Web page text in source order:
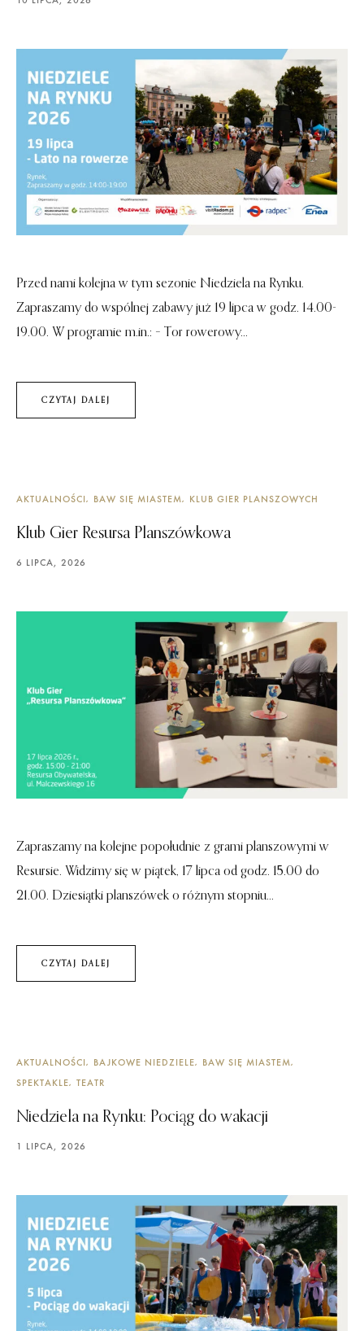
Przed nami kolejna w tym sezonie Niedziela na Rynku.
Zapraszamy do wspólnej zabawy już 19 lipca w godz. 14.00-
19.00. W programie m.in.: – Tor rowerowy...
CZYTAJ DALEJ
AKTUALNOŚCI BAW SIĘ MIASTEM KLUB GIER PLANSZOWYCH
Klub Gier Resursa Planszówkowa
6 LIPCA, 2026
Zapraszamy na kolejne popołudnie z grami planszowymi w
Resursie. Widzimy się w piątek, 17 lipca od godz. 15.00 do
21.00. Dziesiątki planszówek o różnym stopniu...
CZYTAJ DALEJ
AKTUALNOŚCI BAJKOWE NIEDZIELE
BAW SIĘ MIASTEM
SPEKTAKLE
TEATR
Niedziela na Rynku: Pociąg do wakacji
1 LIPCA, 2026